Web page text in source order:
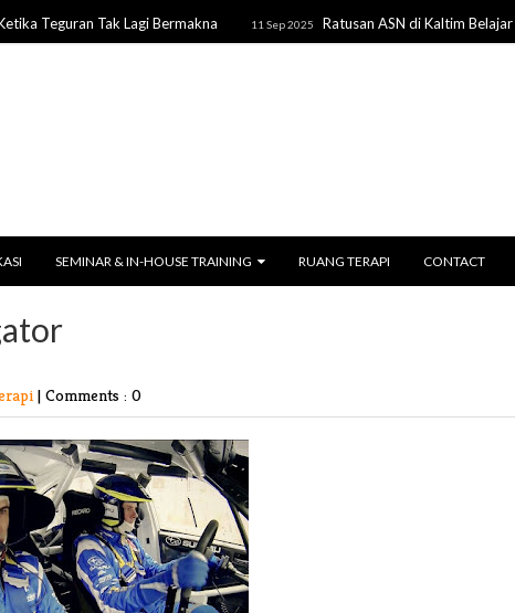
Teguran Tak Lagi Bermakna 11 Sep 2025 Ratusan ASN di Kaltim Belajar
SEMINAR & IN-HOUSE TRAINING RUANG TERAPI CONTACT
| Comments : 0